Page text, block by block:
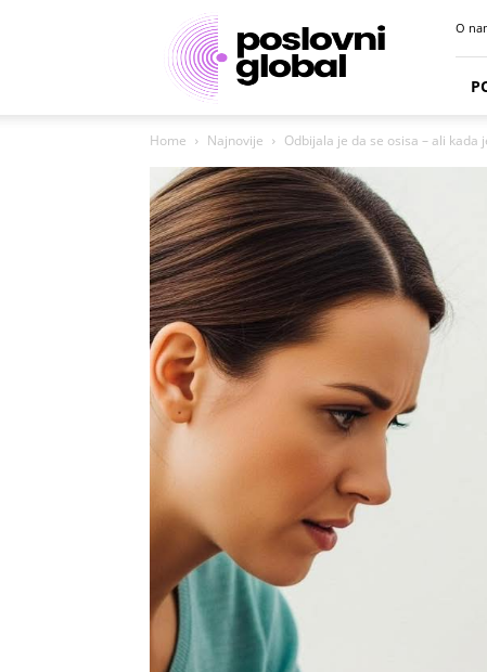
Poslovni
portal
O
Home Najnovije Odbijala je da se osisa – ali kada